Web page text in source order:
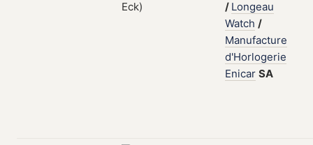
/ Longeau
Watch /
Manufacture
d'Horlogerie
Enicar SA